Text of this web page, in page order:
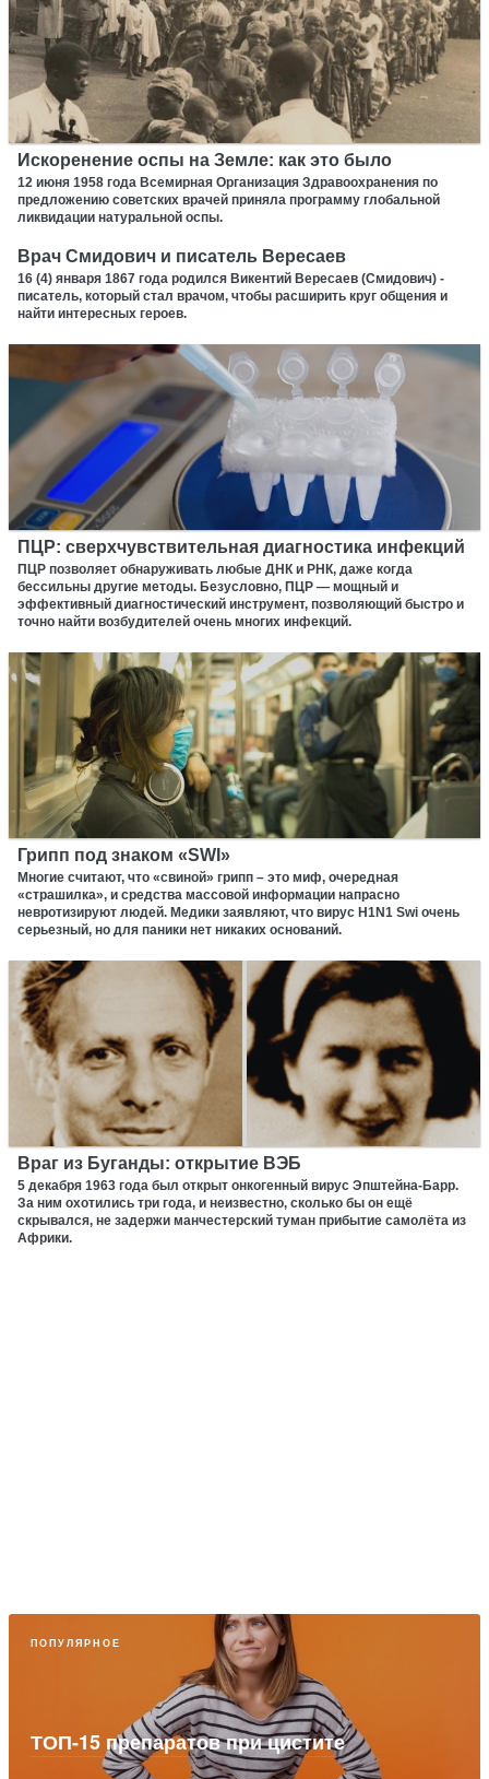
Искоренение оспы на Земле: как это было
12 июня 1958 года Всемирная Организация Здравоохранения по
предложению советских врачей приняла программу глобальной
ликвидации натуральной оспы.
Врач Смидович и писатель Вересаев
16 (4) января 1867 года родился Викентий Вересаев (Смидович) -
писатель, который стал врачом, чтобы расширить круг общения и
найти интересных героев.
ПЦР: сверхчувствительная диагностика инфекций
ПЦР позволяет обнаруживать любые ДНК и РНК, даже когда
бессильны другие методы. Безусловно, ПЦР — мощный и
эффективный диагностический инструмент, позволяющий быстро и
точно найти возбудителей очень многих инфекций.
Грипп под знаком «SWI»
Многие считают, что «свиной» грипп – это миф, очередная
«страшилка», и средства массовой информации напрасно
невротизируют людей. Медики заявляют, что вирус H1N1 Swi очень
серьезный, но для паники нет никаких оснований.
Враг из Буганды: открытие ВЭБ
5 декабря 1963 года был открыт онкогенный вирус Эпштейна-Барр.
За ним охотились три года, и неизвестно, сколько бы он ещё
скрывался, не задержи манчестерский туман прибытие самолёта из
Африки.
ПОПУЛЯРНОЕ
ТОП-15 препаратов при цистите